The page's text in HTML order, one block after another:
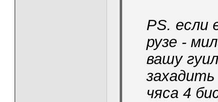
PS. если
рузе -
вашу
чяса 4